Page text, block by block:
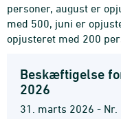
personer, august er
med 500, juni er
opjusteret med 200
Beskæftigelse
2026
31. marts 2026 - Nr.